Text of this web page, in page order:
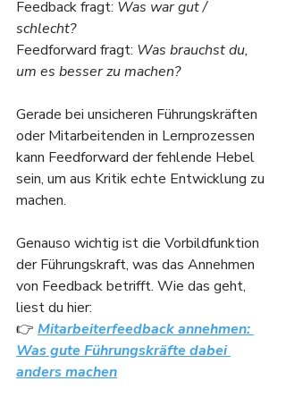
Feedback fragt: Was war gut /
schlecht?
Feedforward fragt: Was brauchst du,
um es besser zu machen?
Gerade bei unsicheren Führungskräften
oder Mitarbeitenden in Lernprozessen
kann Feedforward der fehlende Hebel
sein, um aus Kritik echte Entwicklung zu
machen.
Genauso wichtig ist die Vorbildfunktion
der Führungskraft, was das Annehmen
von Feedback betrifft. Wie das geht,
liest du hier:
👉 Mitarbeiterfeedback annehmen:
Was gute Führungskräfte dabei
anders machen